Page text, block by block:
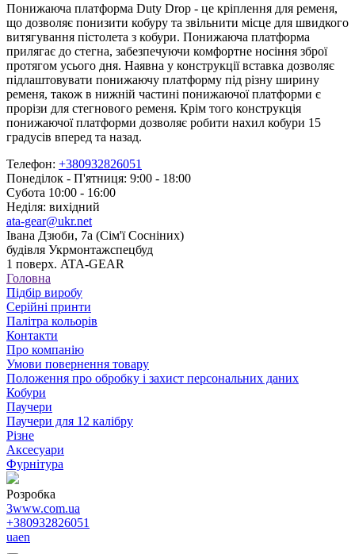
Понижаюча платформа Duty Drop - це кріплення для ременя,
що дозволяє понизити кобуру та звільнити місце для швидкого
витягування пістолета з кобури. Понижаюча платформа
прилягає до стегна, забезпечуючи комфортне носіння зброї
протягом усього дня. Наявна у конструкції вставка дозволяє
підлаштовувати понижаючу платформу під різну ширину
ременя, також в нижній частині понижаючої платформи є
прорізи для стегнового ременя. Крім того конструкція
понижаючої платформи дозволяє робити нахил кобури 15
градусів вперед та назад.
Телефон: +380932826051
Понеділок - П'ятниця: 9:00 - 18:00
Субота 10:00 - 16:00
Неділя: вихідний
ata-gear@ukr.net
Івана Дзюби, 7а (Сім'ї Сосніних)
будівля Укрмонтажспецбуд
1 поверх. ATA-GEAR
Головна
Підбір виробу
Серійні принти
Палітра кольорів
Контакти
Про компанію
Умови повернення товару
Положення про обробку і захист персональних даних
Кобури
Паучери
Паучери для 12 калібру
Різне
Аксесуари
Фурнітура
Розробка
3www.com.ua
+380932826051
uaen